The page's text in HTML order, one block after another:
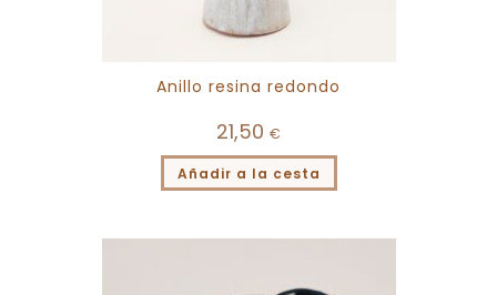
Anillo resina redondo
21,50 €
Añadir a la cesta